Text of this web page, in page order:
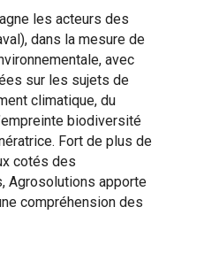
les acteurs des
dans la mesure de
avec
sur les sujets de
climatique, du
biodiversité
Fort de plus de
cotés des
Agrosolutions apporte
compréhension des